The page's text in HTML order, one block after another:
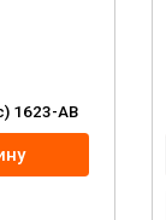
1623-AB